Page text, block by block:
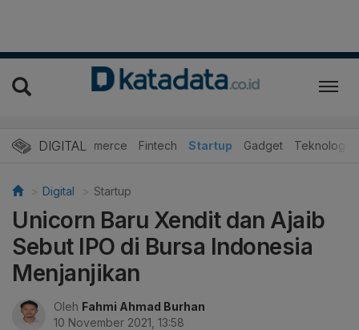
DIGITAL
E-Commerce Fintech Startup Gadget Teknologi
Digital Startup
Unicorn Baru Xendit dan Ajaib
Sebut IPO di Bursa Indonesia
Menjanjikan
Oleh Fahmi Ahmad Burhan
10 November 2021, 13:58